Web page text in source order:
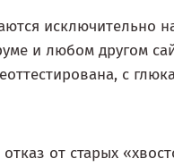
исключительно
и любом другом
с
от старых